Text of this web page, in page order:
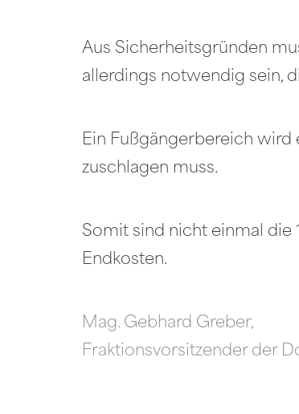
Aus Sicherheitsgründen
allerdings notwendig sein,
Ein Fußgängerbereich wird
zuschlagen muss.
Somit sind nicht einmal die
Endkosten.
Mag. Gebhard Greber,
Fraktionsvorsitzender der